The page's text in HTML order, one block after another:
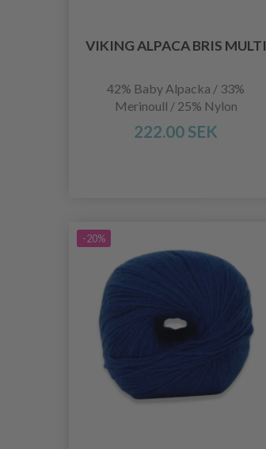
VIKING ALPACA BRIS MULTI
42% Baby Alpacka / 33%
Merinoull / 25% Nylon
222.00 SEK
-20%